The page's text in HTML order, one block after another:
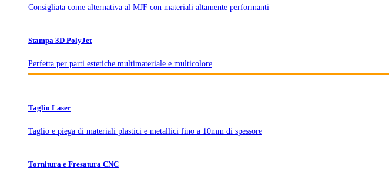
Consigliata come alternativa al MJF con materiali altamente performanti
Stampa 3D PolyJet
Perfetta per parti estetiche multimateriale e multicolore
Taglio Laser
Taglio e piega di materiali plastici e metallici fino a 10mm di spessore
Tornitura e Fresatura CNC